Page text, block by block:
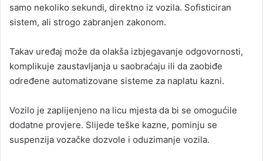
samo nekoliko sekundi, direktno iz vozila. Sofisticiran
sistem, ali strogo zabranjen zakonom.
Takav uređaj može da olakša izbjegavanje odgovornosti,
komplikuje zaustavljanja u saobraćaju ili da zaobiđe
određene automatizovane sisteme za naplatu kazni.
Vozilo je zaplijenjeno na licu mjesta da bi se omogućile
dodatne provjere. Slijede teške kazne, pominju se
suspenzija vozačke dozvole i oduzimanje vozila.